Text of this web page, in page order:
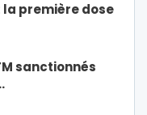
la première dose
sanctionnés